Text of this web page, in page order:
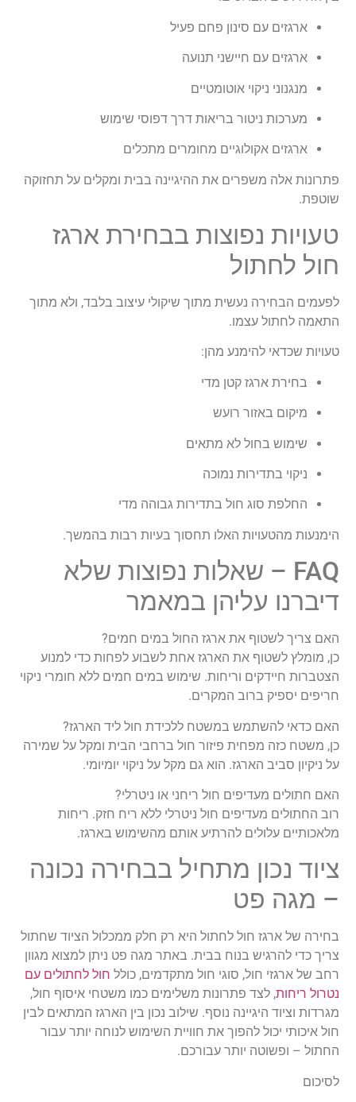
ארגזים עם סינון פחם פעיל
ארגזים עם חיישני תנועה
מנגנוני ניקוי אוטומטיים
מערכות ניטור בריאות דרך דפוסי שימוש
ארגזים אקולוגיים מחומרים מתכלים
פתרונות אלה משפרים את ההיגיינה בבית ומקלים על תחזוקה
שוטפת.
טעויות נפוצות בבחירת ארגז
חול לחתול
לפעמים הבחירה נעשית מתוך שיקולי עיצוב בלבד, ולא מתוך
התאמה לחתול עצמו.
טעויות שכדאי להימנע מהן:
בחירת ארגז קטן מדי
מיקום באזור רועש
שימוש בחול לא מתאים
ניקוי בתדירות נמוכה
החלפת סוג חול בתדירות גבוהה מדי
הימנעות מהטעויות האלו תחסוך בעיות רבות בהמשך.
FAQ – שאלות נפוצות שלא
דיברנו עליהן במאמר
האם צריך לשטוף את ארגז החול במים חמים?
כן, מומלץ לשטוף את הארגז אחת לשבוע לפחות כדי למנוע
הצטברות חיידקים וריחות. שימוש במים חמים ללא חומרי ניקוי
חריפים יספיק ברוב המקרים.
האם כדאי להשתמש במשטח ללכידת חול ליד הארגז?
כן, משטח כזה מפחית פיזור חול ברחבי הבית ומקל על שמירה
על ניקיון סביב הארגז. הוא גם מקל על ניקוי יומיומי.
האם חתולים מעדיפים חול ריחני או ניטרלי?
רוב החתולים מעדיפים חול ניטרלי ללא ריח חזק. ריחות
מלאכותיים עלולים להרתיע אותם מהשימוש בארגז.
ציוד נכון מתחיל בבחירה נכונה
– מגה פט
בחירה של ארגז חול לחתול היא רק חלק ממכלול הציוד שחתול
צריך כדי להרגיש בנוח בבית. באתר מגה פט ניתן למצוא מגוון
רחב של ארגזי חול, סוגי חול מתקדמים, כולל חול לחתולים עם
נטרול ריחות, לצד פתרונות משלימים כמו משטחי איסוף חול,
מגרדות וציוד היגיינה נוסף. שילוב נכון בין הארגז המתאים לבין
חול איכותי יכול להפוך את חוויית השימוש לנוחה יותר עבור
החתול – ופשוטה יותר עבורכם.
לסיכום